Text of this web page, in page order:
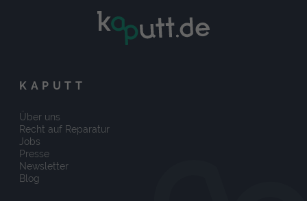
KAPUTT
Über uns
Recht auf Reparatur
Jobs
Presse
Newsletter
Blog